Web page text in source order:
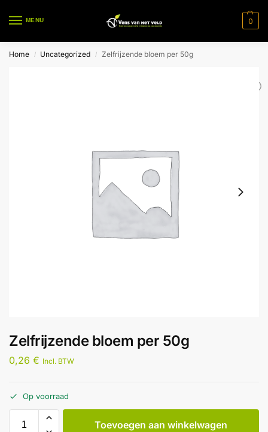
MENU 0
Home / Uncategorized / Zelfrijzende bloem per 50g
Zelfrijzende bloem per 50g
0,26 € Incl. BTW
Op voorraad
Toevoegen aan winkelwagen